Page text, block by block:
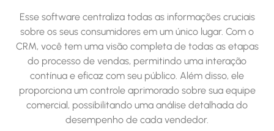
Esse software centraliza todas as informações cruciais
sobre os seus consumidores em um único lugar. Com o
CRM, você tem uma visão completa de todas as etapas
do processo de vendas, permitindo uma interação
contínua e eficaz com seu público. Além disso, ele
proporciona um controle aprimorado sobre sua equipe
comercial, possibilitando uma análise detalhada do
desempenho de cada vendedor.